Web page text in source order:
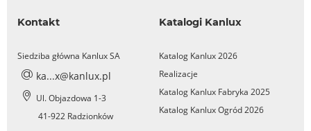
Kontakt
Siedziba główna Kanlux SA
ka...x@kanlux.pl
Ul. Objazdowa 1-3
41-922 Radzionków
Katalogi Kanlux
Katalog Kanlux 2026
Realizacje
Katalog Kanlux Fabryka 2025
Katalog Kanlux Ogród 2026